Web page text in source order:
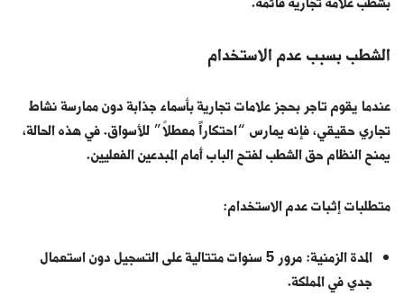
الشطب بسبب عدم الاستخدام
عندما يقوم تاجر بحجز علامات تجارية بأسماء جذابة دون ممارسة نشاط
تجاري حقيقي، فإنه يمارس “احتكاراً معطلاً” للأسواق. في هذه الحالة،
يمنح النظام حق الشطب لفتح الباب أمام المبدعين الفعليين.
متطلبات إثبات عدم الاستخدام:
المدة الزمنية: مرور 5 سنوات متتالية على التسجيل دون استعمال
جدي في المملكة.